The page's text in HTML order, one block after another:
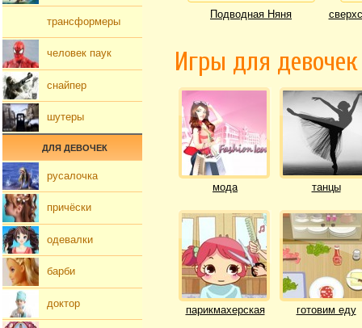
Подводная Няня
Игры для девочек
мода танцы
парикмахерская готовим еду
трансформеры
человек паук
снайпер
шутеры
ДЛЯ ДЕВОЧЕК
русалочка
причёски
одевалки
барби
доктор